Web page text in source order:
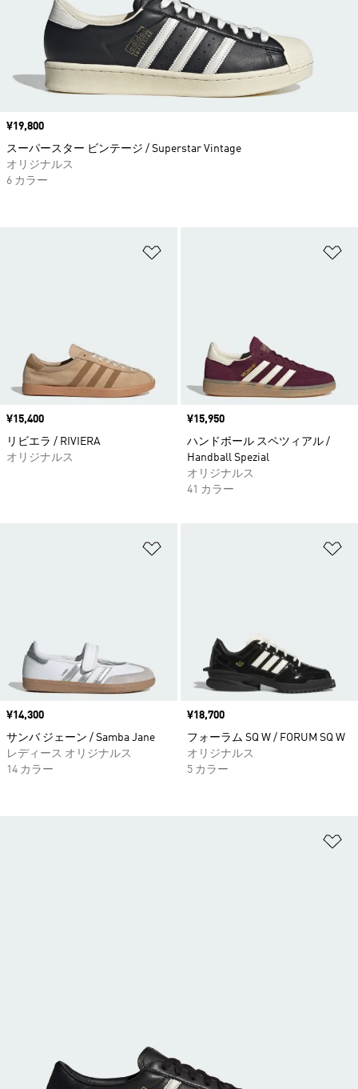
価格
¥15,400
リビエラ / RIVIERA
オリジナルス
価格
¥15,950
ハンドボール スペツィアル /
Handball Spezial
オリジナルス
41 カラー
価格
¥14,300
サンバ ジェーン / Samba Jane
レディース オリジナルス
14 カラー
価格
¥18,700
フォーラム SQ W / FORUM SQ W
オリジナルス
5 カラー
価格
¥19,800
スーパースター ビンテージ / Superstar Vintage
オリジナルス
6 カラー